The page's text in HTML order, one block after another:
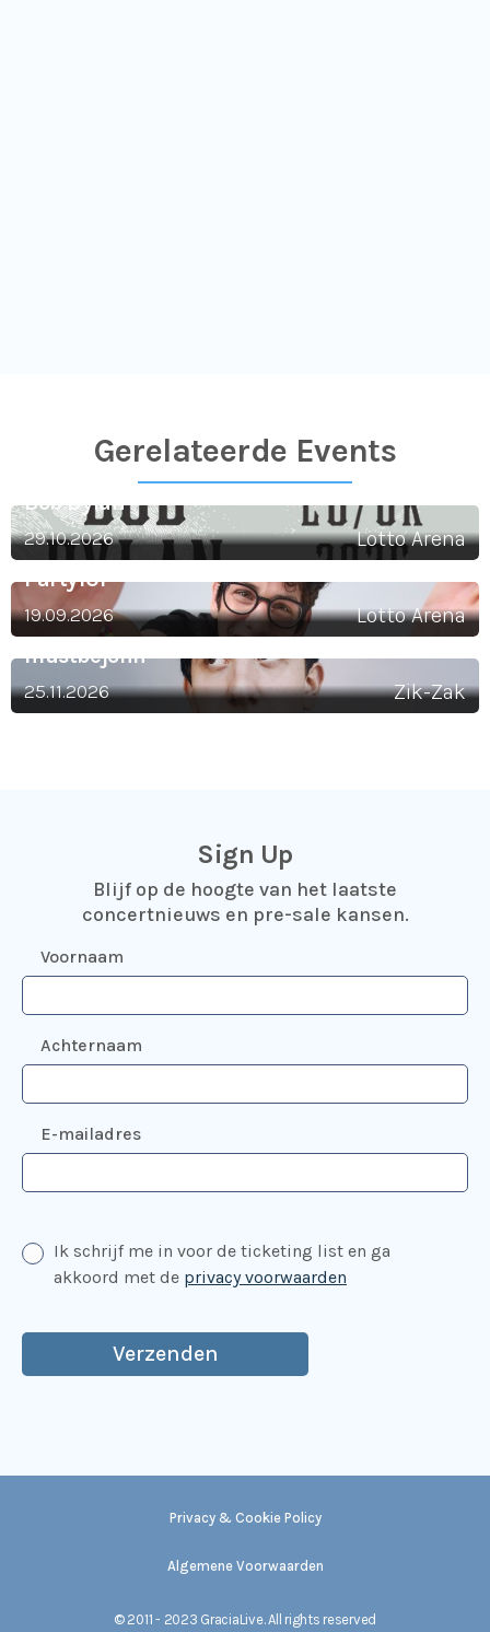
Gerelateerde Events
Bob Dylan
29.10.2026
Lotto Arena
Party101
19.09.2026
Lotto Arena
mustbejohn
25.11.2026 Zik-Zak
Sign Up
Blijf op de hoogte van het laatste
concertnieuws en pre-sale kansen.
Voornaam
Achternaam
E-mailadres
Ik schrijf me in voor de ticketing list en ga
akkoord met de privacy voorwaarden
©2011 - 2023 GraciaLive. All rights reserved
Privacy & Cookie Policy
Algemene Voorwaarden